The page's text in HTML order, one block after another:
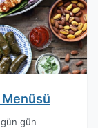
Menüsü
gün